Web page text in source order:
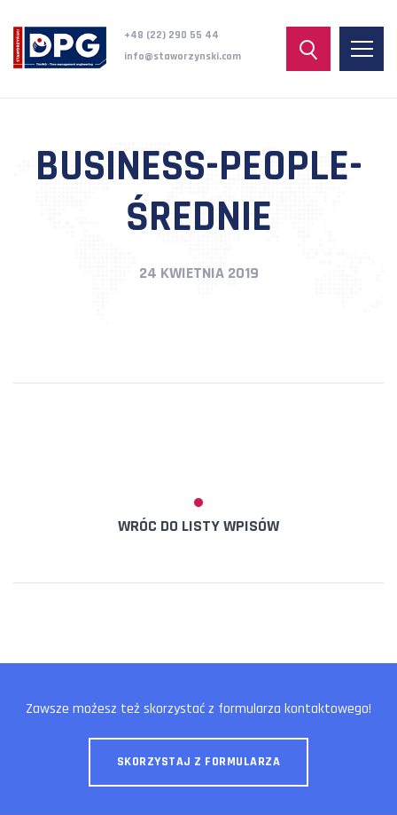
+48 (22) 290 55 44
info@staworzynski.com
BUSINESS-PEOPLE-
ŚREDNIE
24 KWIETNIA 2019
WRÓC DO LISTY WPISÓW
Zawsze możesz też skorzystać z formularza kontaktowego!
SKORZYSTAJ Z FORMULARZA